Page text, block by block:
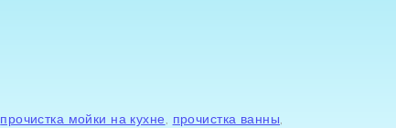
прочистка мойки на кухне, прочистка ванны,